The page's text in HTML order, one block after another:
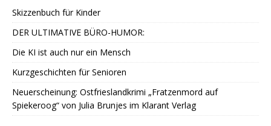
Skizzenbuch für Kinder
DER ULTIMATIVE BÜRO-HUMOR:
Die KI ist auch nur ein Mensch
Kurzgeschichten für Senioren
Neuerscheinung: Ostfrieslandkrimi „Fratzenmord auf
Spiekeroog“ von Julia Brunjes im Klarant Verlag